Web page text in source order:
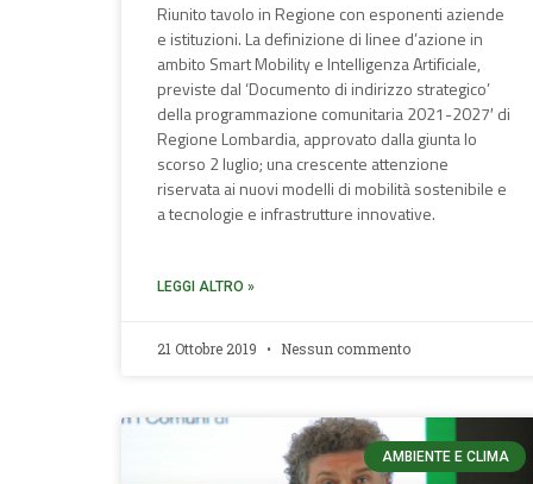
Riunito tavolo in Regione con esponenti aziende
e istituzioni. La definizione di linee d’azione in
ambito Smart Mobility e Intelligenza Artificiale,
previste dal ‘Documento di indirizzo strategico’
della programmazione comunitaria 2021-2027′ di
Regione Lombardia, approvato dalla giunta lo
scorso 2 luglio; una crescente attenzione
riservata ai nuovi modelli di mobilità sostenibile e
a tecnologie e infrastrutture innovative.
LEGGI ALTRO »
21 Ottobre 2019 Nessun commento
AMBIENTE E CLIMA